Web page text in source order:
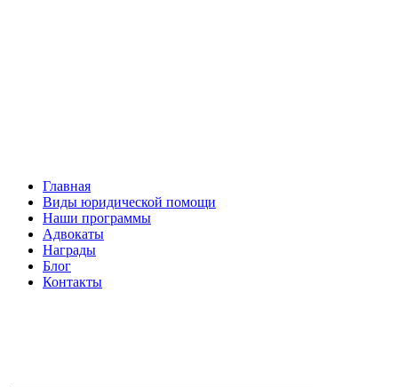
Главная
Виды юридической помощи
Наши программы
Адвокаты
Награды
Блог
Контакты